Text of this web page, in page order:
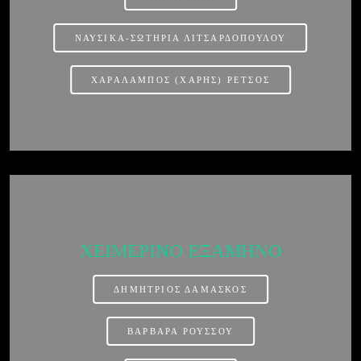
ΝΑΥΣΙΚΑ-ΣΩΤΗΡΙΑ ΛΙΤΣΑΡΔΟΠΟΥΛΟΥ
ΧΑΡΑΛΑΜΠΟΣ (ΧΑΡΗΣ) ΡΕΤΣΟΣ
ΧΕΙΜΕΡΙΝΟ ΕΞΑΜΗΝΟ
ΔΗΜΗΤΡΙΟΣ ΔΑΜΑΣΚΟΣ
ΒΑΡΒΑΡΑ ΡΟΥΣΣΟΥ